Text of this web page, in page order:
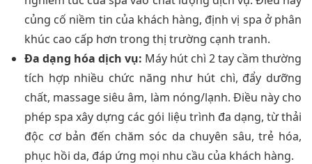
củng cố niềm tin của khách hàng, định vị spa ở phân
khúc cao cấp hơn trong thị trường cạnh tranh.
Đa dạng hóa dịch vụ: Máy hút chì 2 tay cầm thường
tích hợp nhiều chức năng như hút chì, đẩy dưỡng
chất, massage siêu âm, làm nóng/lạnh. Điều này cho
phép spa xây dựng các gói liệu trình đa dạng, từ thải
độc cơ bản đến chăm sóc da chuyên sâu, trẻ hóa,
phục hồi da, đáp ứng mọi nhu cầu của khách hàng.